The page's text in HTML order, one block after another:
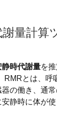
量計算
静時代謝量を
RMRとは、呼
の働き、通
静時に体が